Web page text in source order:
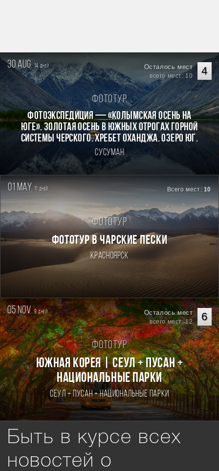
30 aug.14дней 4
Осталось мест
всего мест: 10
Фототур
Фотоэкспедиция — «Колымская осень на
Юге». Золотая осень в южных отрогах горной
системы Черского. Хребет Оханджа. Озеро Юг.
Сусуман
01 may. дней Всего мест: 10
Фототур
ФОТОТУР В ЧАРСКИЕ ПЕСКИ
Красноярск
05 nov. 9дней 6
Осталось мест
всего мест: 12
Фототур
Южная Корея | Сеул + Пусан +
национальные парки
Сеул + Пусан + национальные парки
Быть в курсе всех
новостей о